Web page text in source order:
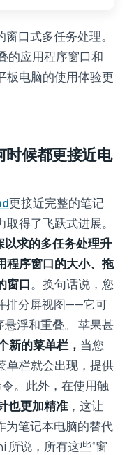
口式多任务处理。
的应用程序窗口和
板电脑的使用体验更
时候都更接近电
更接近完整的笔记
得了飞跃式进展。
以求的多任务处理升
程序窗口的大小、拖
窗口。换句话说，您
排分屏视图——它可
浮和重叠。 苹果甚
新的菜单栏， 当您
单栏就会出现，提供
。此外，在使用触
也更加精准 ，这让
为笔记本电脑的替代
所说，所有这些“窗